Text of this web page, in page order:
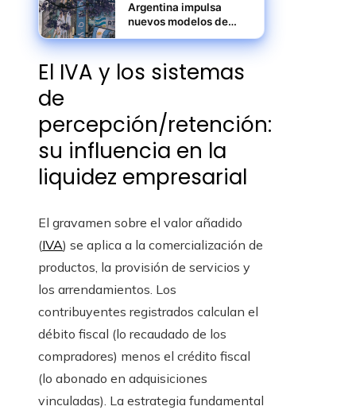
Argentina impulsa
nuevos modelos de
liderazgo empresarial y
transformación
organizacional
El IVA y los sistemas
de
percepción/retención:
su influencia en la
liquidez empresarial
El gravamen sobre el valor añadido
(IVA) se aplica a la comercialización de
productos, la provisión de servicios y
los arrendamientos. Los
contribuyentes registrados calculan el
débito fiscal (lo recaudado de los
compradores) menos el crédito fiscal
(lo abonado en adquisiciones
vinculadas). La estrategia fundamental